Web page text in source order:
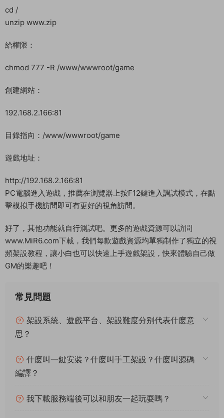
cd /
unzip www.zip
給權限：
chmod 777 -R /www/wwwroot/game
創建網站：
192.168.2.166:81
目錄指向：/www/wwwroot/game
遊戲地址：
http://192.168.2.166:81
PC電腦進入遊戲，推薦在浏覽器上按F12鍵進入調試模式，在點
擊模拟手機訪問即可有更好的視角訪問。
好了，其他功能就自行測試吧。更多的遊戲資源可以訪問
www.MiR6.com下載，我們每款遊戲資源均單獨制作了獨立的視
頻架設教程，讓小白也可以快速上手遊戲架設，快來體驗自己做
GM的樂趣吧！
常見問題
架設系統、遊戲平台、架設難度分别代表什麽意
思？
什麽叫一鍵安裝？什麽叫手工架設？什麽叫源碼
編譯？
我下載服務端後可以和朋友一起玩耍嗎？